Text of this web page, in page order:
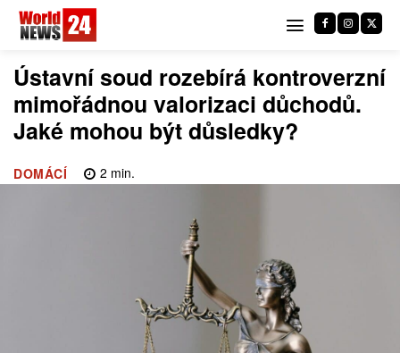
Ústavní soud rozebírá kontroverzní
mimořádnou valorizaci důchodů.
Jaké mohou být důsledky?
DOMÁCÍ 2 min.